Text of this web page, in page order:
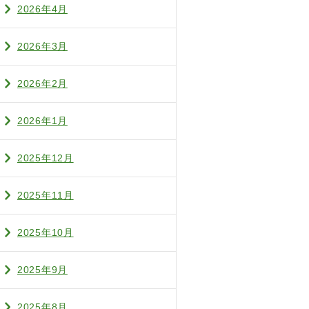
2026年4月
2026年3月
2026年2月
2026年1月
2025年12月
2025年11月
2025年10月
2025年9月